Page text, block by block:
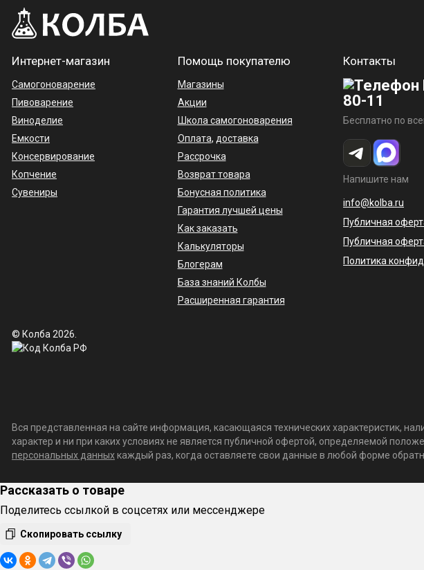
Интернет-магазин
Самогоноварение
Пивоварение
Виноделие
Емкости
Консервирование
Копчение
Сувениры
Помощь покупателю
Магазины
Акции
Школа самогоноварения
Оплата, доставка
Рассрочка
Возврат товара
Бонусная политика
Гарантия лучшей цены
Как заказать
Калькуляторы
Блогерам
База знаний Колбы
Расширенная гарантия
Контакты
80-11
Бесплатно по
Напишите нам
info@kolba.ru
Публичная
Публичная
Политика
© Колба 2026.
Вся представленная на сайте информация, касающаяся технических характеристик,
характер и ни при каких условиях не является публичной офертой, определяемой
персональных данныхкаждый раз, когда оставляете свои данные в любой форме
Рассказать о товаре
Поделитесь ссылкой в соцсетях или мессенджере
Скопировать ссылку